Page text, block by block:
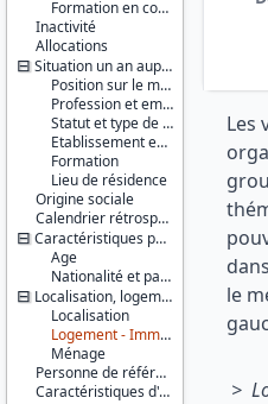
Formation en cours
Inactivité
Allocations
Situation un an auparavant
Position sur le marché du travail
Profession et employeur principaux
Statut et type de contrat
Etablissement employeur
Formation
Lieu de résidence
Origine sociale
Calendrier rétrospectif d'activité
Caractéristiques personnelles
Age
Nationalité et pays de naissance
Localisation, logement, ménage
Localisation
Logement - Immeuble
Ménage
Personne de référence du ménage
Caractéristiques d'enquête
(EE / EEC)
Couverture
géographique :
France
métropolitaine
Producteur :
INSEE
Diffuseur :
Progedo-
Adisp
Les
le
>